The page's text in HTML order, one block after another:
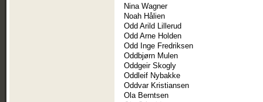
Nina Wagner
Noah Hålien
Odd Arild Lillerud
Odd Arne Holden
Odd Inge Fredriksen
Oddbjørn Mulen
Oddgeir Skogly
Oddleif Nybakke
Oddvar Kristiansen
Ola Berntsen